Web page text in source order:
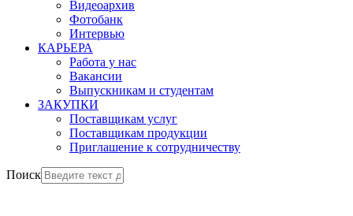
Видеоархив
Фотобанк
Интервью
КАРЬЕРА
Работа у нас
Вакансии
Выпускникам и студентам
ЗАКУПКИ
Поставщикам услуг
Поставщикам продукции
Приглашение к сотрудничеству
Поиск